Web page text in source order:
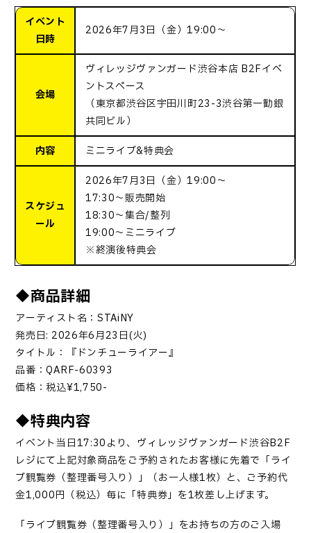
イベント
日時
2026年7月3日（金）19:00～
会場
ヴィレッジヴァンガード渋谷本店 B2Fイベ
ントスペース
（東京都渋谷区宇田川町23-3渋谷第一勧銀
共同ビル）
内容 ミニライブ&特典会
スケジュ
ール
2026年7月3日（金）19:00～
17:30～販売開始
18:30～集合/整列
19:00～ミニライブ
※終演後特典会
◆商品詳細
アーティスト名：STAiNY
発売日: 2026年6月23日(火)
タイトル：『ドンチューライアー』
品番：QARF-60393
価格：税込¥1,750-
◆特典内容
イベント当日17:30より、ヴィレッジヴァンガード渋谷B2F
レジにて上記対象商品をご予約されたお客様に先着で「ライ
ブ観覧券（整理番号入り）」（お一人様1枚）と、ご予約代
金1,000円（税込）毎に「特典券」を1枚差し上げます。
「ライブ観覧券（整理番号入り）」をお持ちの方のご入場